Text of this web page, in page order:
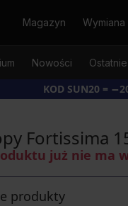
SzukajMagazyn
Nowości
KOD SUN20 =
Fortissima
już nie ma
produkty